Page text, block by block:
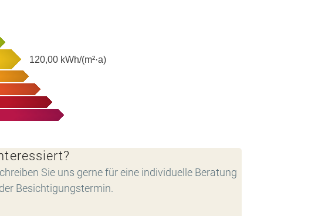
120,00 kWh/(m²·a)
Sie uns gerne für eine individuelle Beratung
Besichtigungstermin.